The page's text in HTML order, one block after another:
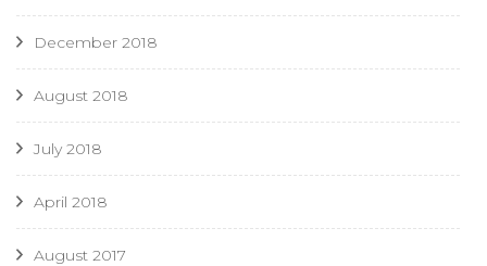
December 2018
August 2018
July 2018
April 2018
August 2017